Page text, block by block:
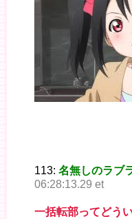
113: 名無しのラブ
06:28:13.29 et
一括転部ってどう